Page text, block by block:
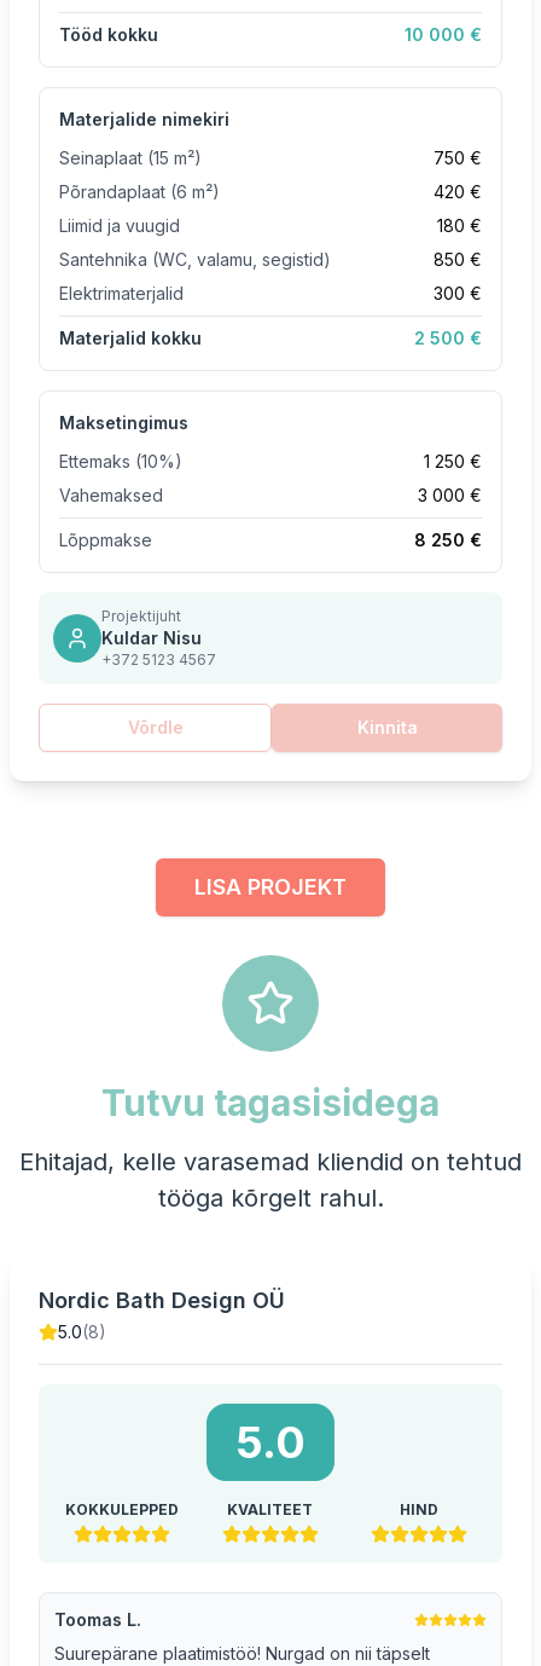
Tööd kokku 10 000 €
Materjalide nimekiri
Seinaplaat (15 m²)
750 €
Põrandaplaat (6 m²)
420 €
Liimid ja vuugid
180 €
Santehnika (WC, valamu, segistid)
850 €
Elektrimaterjalid
300 €
Materjalid kokku 2 500 €
Maksetingimus
Ettemaks (10%)
1 250 €
Vahemaksed
3 000 €
Lõppmakse 8 250 €
Projektijuht
Kuldar Nisu
+372 5123 4567
Võrdle Kinnita
LISA PROJEKT
Tutvu tagasisidega
Ehitajad, kelle varasemad kliendid on tehtud
tööga kõrgelt rahul.
Nordic Bath Design OÜ
5.0(8)
5.0
KOKKULEPPED KVALITEET HIND
Toomas L.
Suurepärane plaatimistöö! Nurgad on nii täpselt